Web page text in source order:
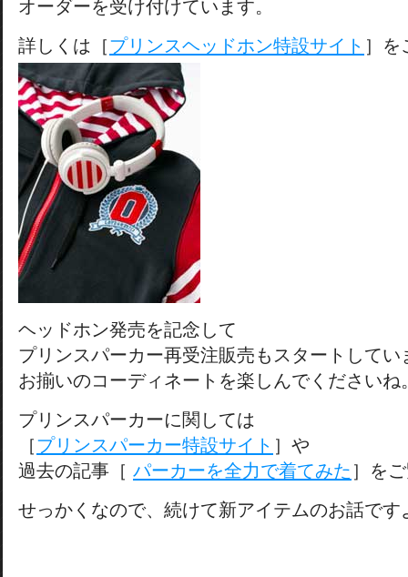
オーダーを受け付けています。
詳しくは［プリンスヘッドホン特設サイト ］を
ヘッドホン発売を記念して
プリンスパーカー再受注販売もスタートしてい
お揃いのコーディネートを楽しんでくださいね
プリンスパーカーに関しては
［プリンスパーカー特設サイト ］や
過去の記事［ パーカーを全力で着てみた ］を
せっかくなので、続けて新アイテムのお話です